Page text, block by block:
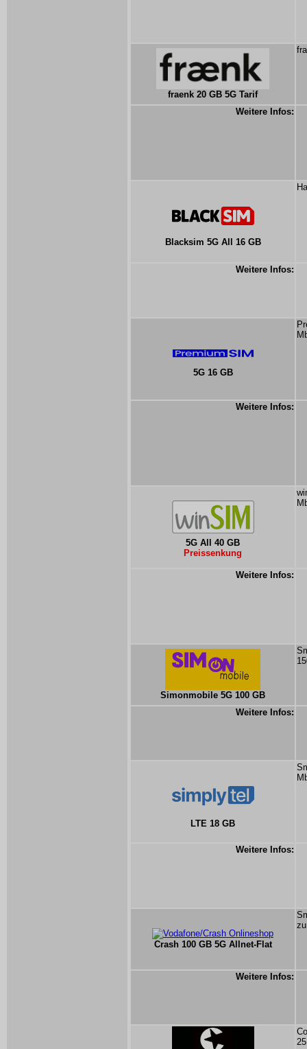
fraenk 20 GB 5G Tarif
Weitere Infos:
Blacksim 5G All 16 GB
Weitere Infos:
5G 16 GB
Weitere Infos:
5G All 40 GB
Preissenkung
Weitere Infos:
Simonmobile 5G 100 GB
Weitere Infos:
LTE 18 GB
Weitere Infos:
Crash 100 GB 5G Allnet-Flat
Weitere Infos: